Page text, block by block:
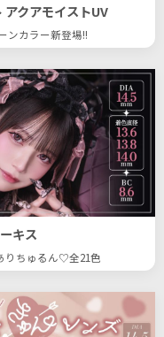
アクアモイストUV
ンカラー新登場!!
キス
りちゅるん♡全21色